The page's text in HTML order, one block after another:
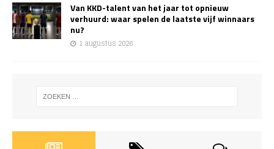
Van KKD-talent van het jaar tot opnieuw
verhuurd: waar spelen de laatste vijf winnaars
nu?
1 augustus 2026